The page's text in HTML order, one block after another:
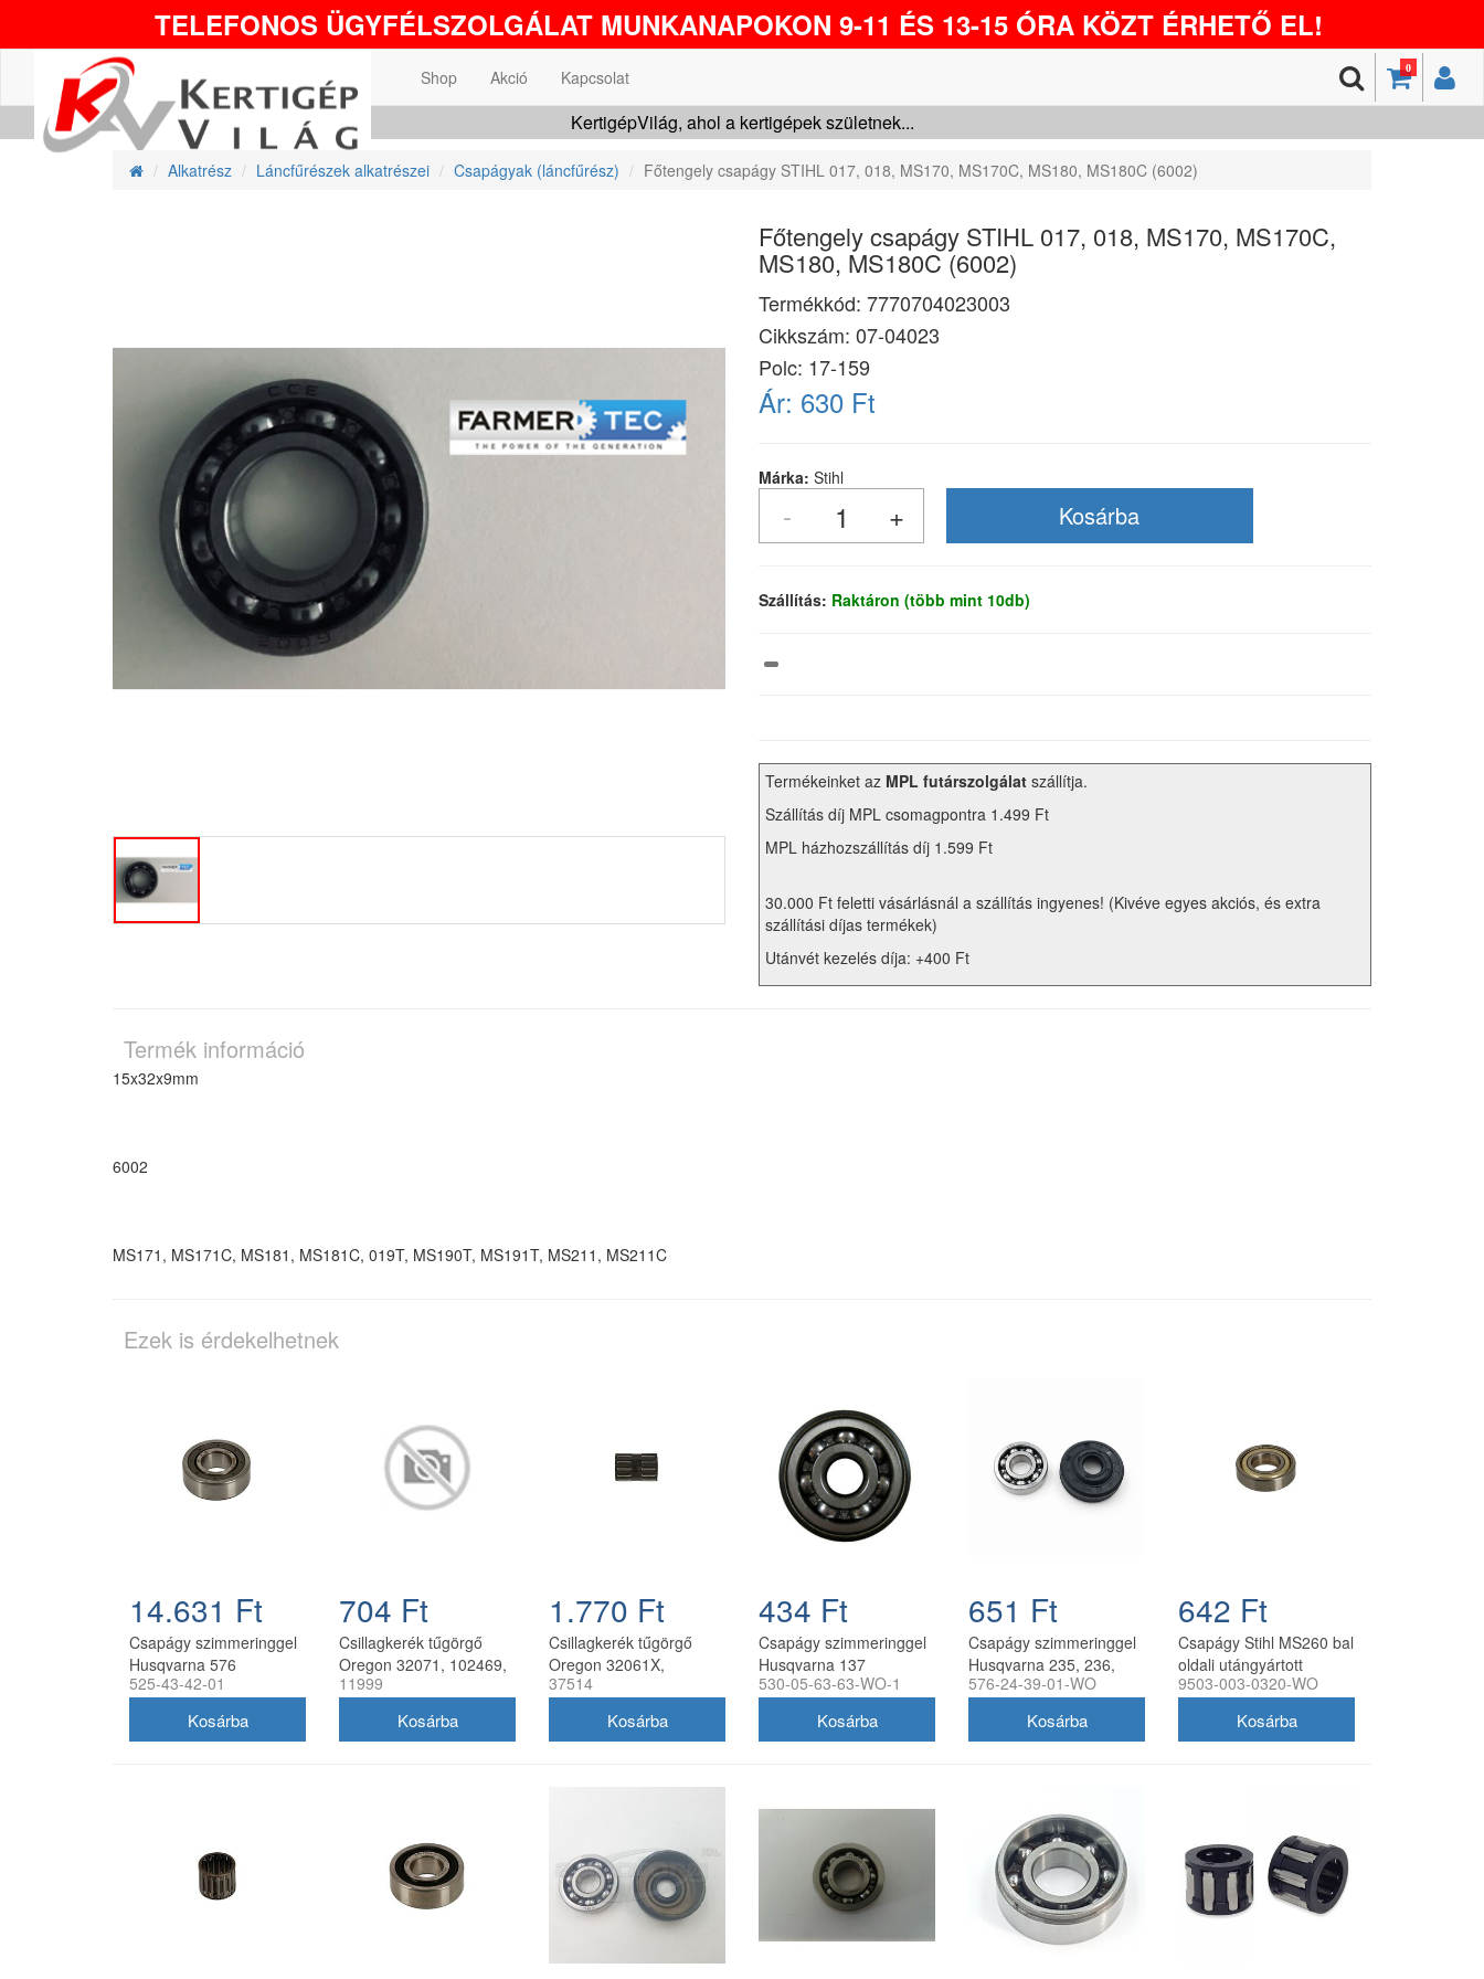
TELEFONOS ÜGYFÉLSZOLGÁLAT MUNKANAPOKON 9-11 ÉS 13-15 ÓRA KÖZT ÉRHETŐ EL!
0
Shop Akció Kapcsolat
KertigépVilág, ahol a kertigépek születnek...
Alkatrész Láncfűrészek alkatrészei Csapágyak (láncfűrész) Főtengely csapágy STIHL 017, 018, MS170, MS170C, MS180, MS180C (6002)
Főtengely csapágy STIHL 017, 018, MS170, MS170C,
MS180, MS180C (6002)
Termékkód: 7770704023003
Cikkszám: 07-04023
Polc: 17-159
Ár: 630 Ft
Márka: Stihl
Szállítás: Raktáron (több mint 10db)
Termékeinket az MPL futárszolgálat szállítja.
Szállítás díj MPL csomagpontra 1.499 Ft
MPL házhozszállítás díj 1.599 Ft
30.000 Ft feletti vásárlásnál a szállítás ingyenes! (Kivéve egyes akciós, és extra
szállítási díjas termékek)
Utánvét kezelés díja: +400 Ft
Termék információ
15x32x9mm
6002
MS171, MS171C, MS181, MS181C, 019T, MS190T, MS191T, MS211, MS211C
Ezek is érdekelhetnek
14.631 Ft
Csapágy szimmeringgel
Husqvarna 576
láncfűrészhez
525-43-42-01
704 Ft
Csillagkerék tűgörgő
Oregon 32071, 102469,
32057,
11999
1.770 Ft
Csillagkerék tűgörgő
Oregon 32061X,
32064X, 509604X,
37514
434 Ft
Csapágy szimmeringgel
Husqvarna 137
utángyártott
530-05-63-63-WO-1
651 Ft
Csapágy szimmeringgel
Husqvarna 235, 236,
240E, CS340, CS380
576-24-39-01-WO
642 Ft
Csapágy Stihl MS260 bal
oldali utángyártott
9503-003-0320-WO